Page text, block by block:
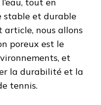
stable et durable
article, nous allons
poreux est le
et
la durabilité et la
tennis.